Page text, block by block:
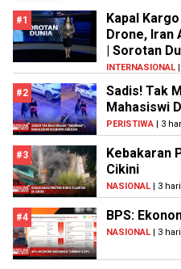
#1
Kapal
Drone, Iran
| Sorotan
INTERNASIONAL
#2
Sadis! Tak
Mahasiswi
PERISTIWA | 3
#3
Kebakaran
Cikini
NASIONAL | 3
#4 BPS:
NASIONAL | 3